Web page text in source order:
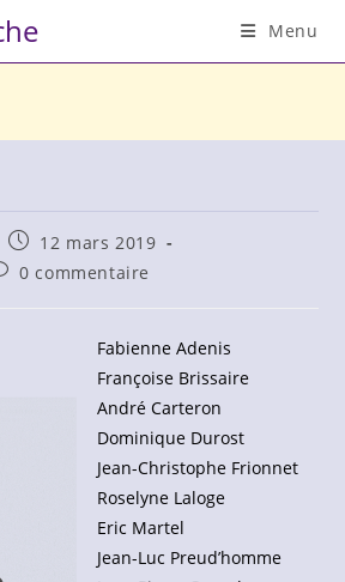
Menu
Publication
publiée :
12 mars 2019
0 commentaire
Fabienne Adenis
Françoise Brissaire
André Carteron
Dominique Durost
Jean-Christophe Frionnet
Roselyne Laloge
Eric Martel
Jean-Luc Preud’homme